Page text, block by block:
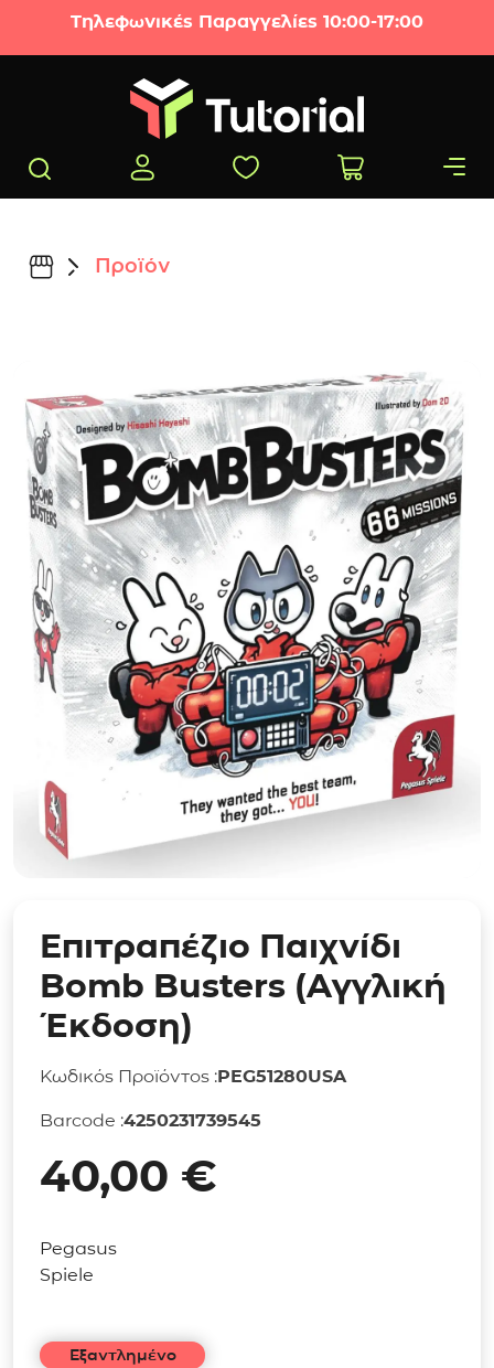
Μετάβαση στο περιεχόμενο
Τηλεφωνικές Παραγγελίες 10:00-17:00
Προϊόν
Επιτραπέζιο Παιχνίδι
Bomb Busters (Αγγλική
Έκδοση)
Κωδικός Προϊόντος :PEG51280USA
Barcode :4250231739545
40,00 €
Pegasus
Spiele
Εξαντλημένο